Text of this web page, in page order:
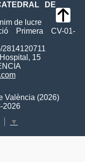
DE
de lucre
Primera CV-01-
2814120711
15
València (2026)
2026
▼